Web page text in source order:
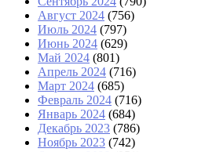
Август 2024 (756)
Июль 2024 (797)
Июнь 2024 (629)
Май 2024 (801)
Апрель 2024 (716)
Март 2024 (685)
Февраль 2024 (716)
Январь 2024 (684)
Декабрь 2023 (786)
Ноябрь 2023 (742)